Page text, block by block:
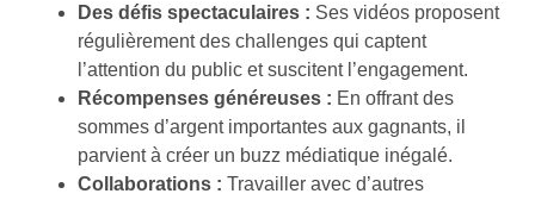
Des défis spectaculaires : Ses vidéos proposent
régulièrement des challenges qui captent
l’attention du public et suscitent l’engagement.
Récompenses généreuses : En offrant des
sommes d’argent importantes aux gagnants, il
parvient à créer un buzz médiatique inégalé.
Collaborations : Travailler avec d’autres